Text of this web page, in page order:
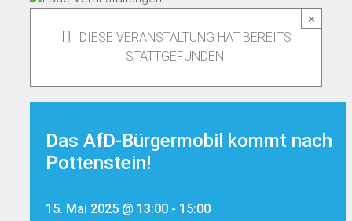
×
DIESE VERANSTALTUNG HAT BEREITS
STATTGEFUNDEN.
Das AfD-Bürgermobil kommt nach
Pottenstein!
15. Mai 2025 @ 13:00 - 15:00